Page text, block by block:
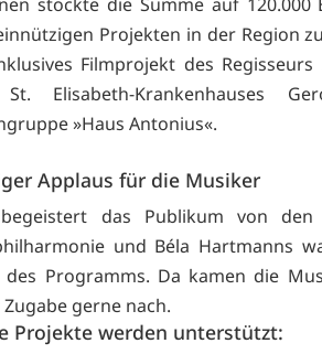
Projekten in der Region
Filmprojekt des
Elisabeth-Krankenhauses
»Haus Antonius«.
Applaus für die Musiker
das Publikum von den
und Béla Hartmanns
des Programms. Da kamen die
gerne nach.
Projekte werden unterstützt: